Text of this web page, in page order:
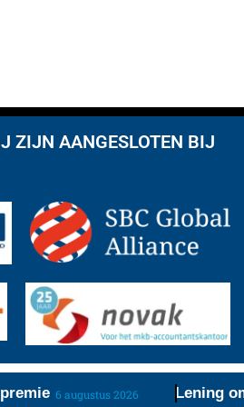
ZIJN AANGESLOTEN BIJ
6 augustus 2026 Lening